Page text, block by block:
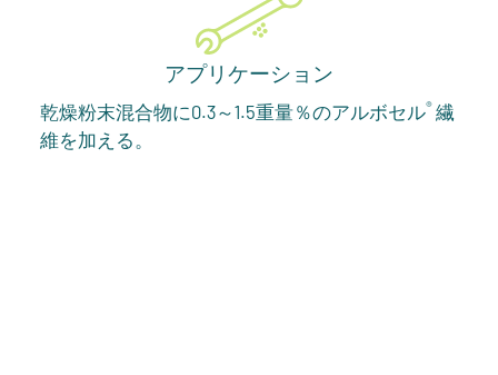
アプリケーション
乾燥粉末混合物に0.3～1.5重量％のアルボセル® 繊
維を加える。